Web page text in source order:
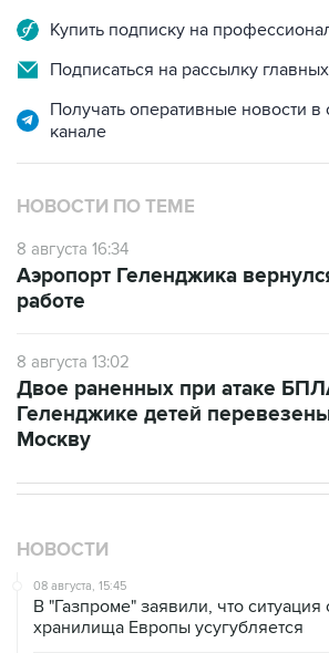
Купить подписку на
Подписаться на рассылку
Получать оперативные новости
канале
НОВОСТИ ПО ТЕМЕ
8 августа 16:34
Аэропорт Геленджика
работе
8 августа 13:02
Двое раненных при атаке
Геленджике детей
Москву
НОВОСТИ
08 августа, 15:45
В "Газпроме" заявили, что ситуация
хранилища Европы усугубляется